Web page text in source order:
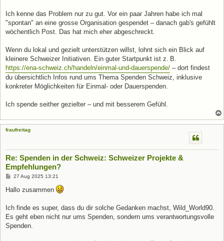
a
Ich kenne das Problem nur zu gut. Vor ein paar Jahren habe ich mal
"spontan" an eine grosse Organisation gespendet – danach gab's gefühlt
wöchentlich Post. Das hat mich eher abgeschreckt.
Wenn du lokal und gezielt unterstützen willst, lohnt sich ein Blick auf
kleinere Schweizer Initiativen. Ein guter Startpunkt ist z. B.
https://ena-schweiz.ch/handeln/einmal-und-dauerspende/ – dort findest
du übersichtlich Infos rund ums Thema Spenden Schweiz, inklusive
konkreter Möglichkeiten für Einmal- oder Dauerspenden.
Ich spende seither gezielter – und mit besserem Gefühl.
fraufreitag
Re: Spenden in der Schweiz: Schweizer Projekte &
Empfehlungen?
B
i
t
a
g
27 Aug 2025 13:21
Hallo zusammen
Ich finde es super, dass du dir solche Gedanken machst, Wild_World90.
Es geht eben nicht nur ums Spenden, sondern ums verantwortungsvolle
Spenden.